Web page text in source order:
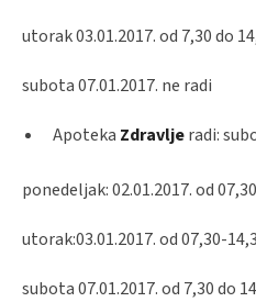
utorak 03.01.2017. od 7,30 do
subota 07.01.2017. ne radi
Apoteka Zdravljeradi:
ponedeljak: 02.01.2017. od
utorak:03.01.2017. od 07,30-
subota 07.01.2017. od 7,30 do